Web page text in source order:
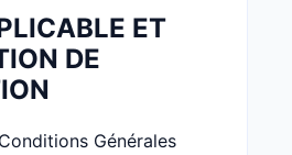
ET
DE
Générales